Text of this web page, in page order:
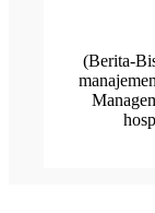
(Berita-